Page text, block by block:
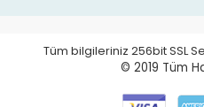
Tüm bilgileriniz 256bit SSL
© 2019 Tüm